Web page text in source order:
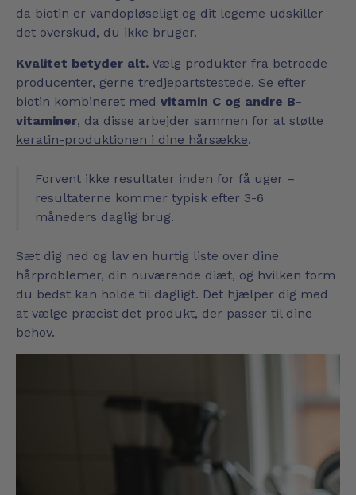
da biotin er vandopløseligt og dit legeme udskiller
det overskud, du ikke bruger.
Kvalitet betyder alt. Vælg produkter fra betroede
producenter, gerne tredjepartstestede. Se efter
biotin kombineret med vitamin C og andre B-
vitaminer, da disse arbejder sammen for at støtte
keratin-produktionen i dine hårsække.
Forvent ikke resultater inden for få uger –
resultaterne kommer typisk efter 3-6
måneders daglig brug.
Sæt dig ned og lav en hurtig liste over dine
hårproblemer, din nuværende diæt, og hvilken form
du bedst kan holde til dagligt. Det hjælper dig med
at vælge præcist det produkt, der passer til dine
behov.